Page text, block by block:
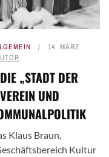
14. MÄRZ
„STADT DER
UND
Klaus Braun,
Kultur